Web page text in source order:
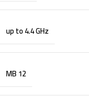
up to 4.4 GHz
12 MB